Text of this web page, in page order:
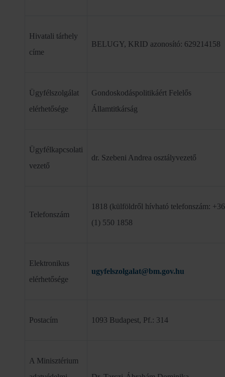
Hivatali tárhely
címe
BELUGY, KRID azonosító: 629214158
Ügyfélszolgálat
elérhetősége
Gondoskodáspolitikáért Felelős
Államtitkárság
Ügyfélkapcsolati
vezető
dr. Szebeni Andrea osztályvezető
Telefonszám
1818 (külföldről hívható telefonszám: +36
(1) 550 1858
Elektronikus
elérhetősége
ugyfelszolgalat@bm.gov.hu
Postacím 1093 Budapest, Pf.: 314
A Minisztérium